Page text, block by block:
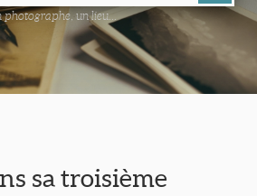
photographe, un lieu...
sa troisième